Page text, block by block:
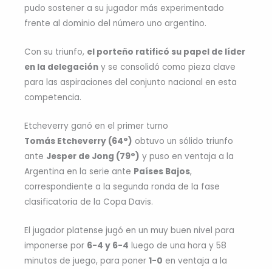
pudo sostener a su jugador más experimentado
frente al dominio del número uno argentino.
Con su triunfo, el porteño ratificó su papel de líder
en la delegación y se consolidó como pieza clave
para las aspiraciones del conjunto nacional en esta
competencia.
Etcheverry ganó en el primer turno
Tomás Etcheverry (64°) obtuvo un sólido triunfo
ante Jesper de Jong (79°) y puso en ventaja a la
Argentina en la serie ante Países Bajos,
correspondiente a la segunda ronda de la fase
clasificatoria de la Copa Davis.
El jugador platense jugó en un muy buen nivel para
imponerse por 6-4 y 6-4 luego de una hora y 58
minutos de juego, para poner 1-0 en ventaja a la